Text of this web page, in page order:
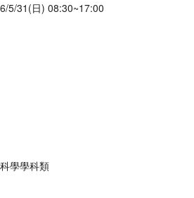
5/31(日) 08:30~17:00
學學科類